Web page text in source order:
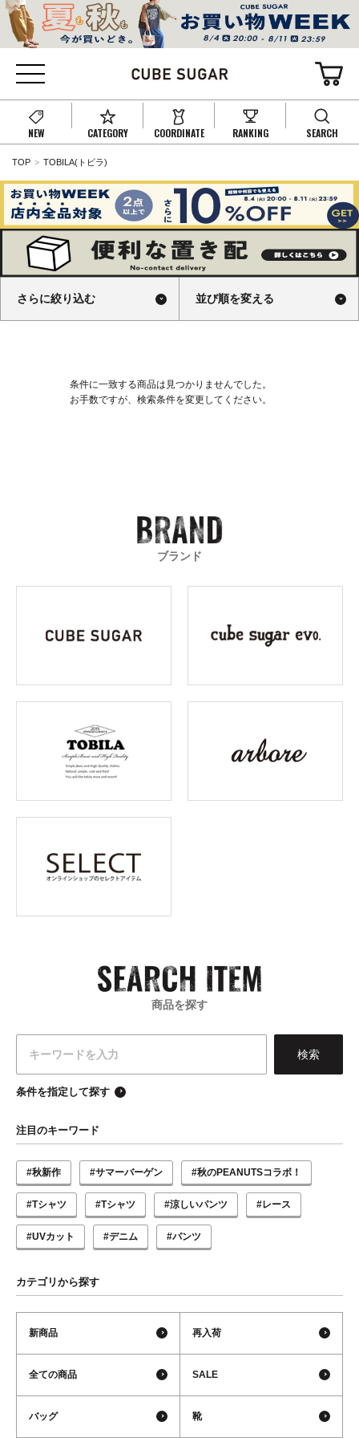
NEW CATEGORY COORDINATE RANKING SEARCH
TOP TOBILA(トビラ)
さらに絞り込む 並び順を変える
条件に一致する商品は見つかりませんでした。
お手数ですが、検索条件を変更してください。
ブランド
商品を探す
条件を指定して探す
注目のキーワード
#秋新作 #サマーバーゲン #秋のPEANUTSコラボ！
#Tシャツ #Tシャツ #涼しいパンツ #レース
#UVカット #デニム #パンツ
カテゴリから探す
新商品 再入荷
全ての商品 SALE
バッグ 靴